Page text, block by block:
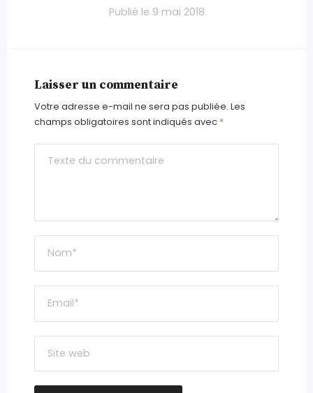
Publié le 9 mai 2018
Laisser un commentaire
Votre adresse e-mail ne sera pas publiée. Les
champs obligatoires sont indiqués avec *